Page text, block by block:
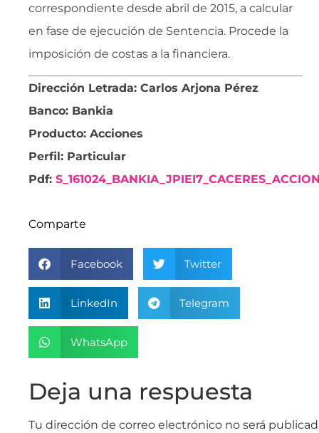
correspondiente desde abril de 2015, a calcular
en fase de ejecución de Sentencia. Procede la
imposición de costas a la financiera.
Dirección Letrada: Carlos Arjona Pérez
Banco: Bankia
Producto: Acciones
Perfil: Particular
Pdf:
Comparte
Facebook Twitter
LinkedIn Telegram
WhatsApp
Deja una respuesta
Tu dirección de correo electrónico no será